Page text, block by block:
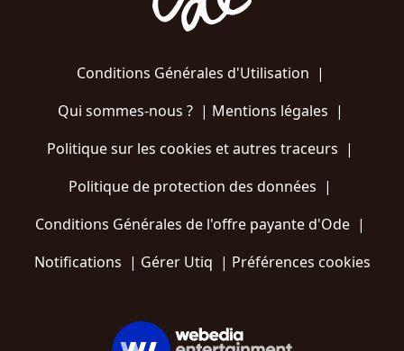
Conditions Générales d'Utilisation |
Qui sommes-nous ?| Mentions légales |
Politique sur les cookies et autres traceurs |
Politique de protection des données |
Conditions Générales de l'offre payante d'Ode |
Notifications | Gérer Utiq | Préférences cookies